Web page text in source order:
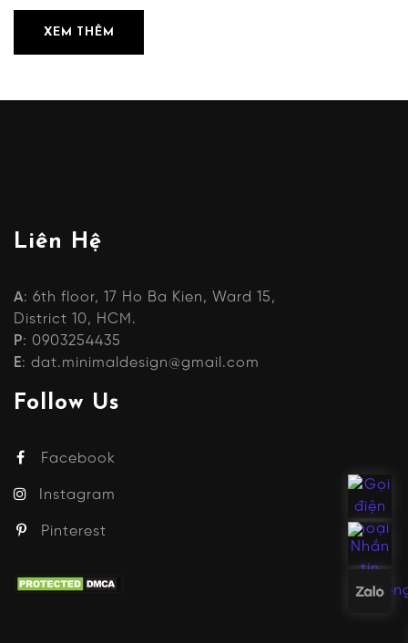
XEM THÊM
Liên Hệ
A: 6th floor, 17 Ho Ba Kien, Ward 15,
District 10, HCM.
P: 0903254435
E: dat.minimaldesign@gmail.com
Follow Us
Facebook
Instagram
Pinterest